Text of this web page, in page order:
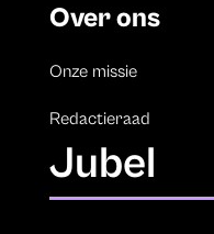
Over ons
Onze missie
Redactieraad
Jubel